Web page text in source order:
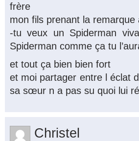
frère
mon fils prenant la remarque
-tu veux un Spiderman
Spiderman comme ça tu
et tout ça bien bien fort
et moi partager entre l éclat
sa sœur n a pas su quoi lui
Christel